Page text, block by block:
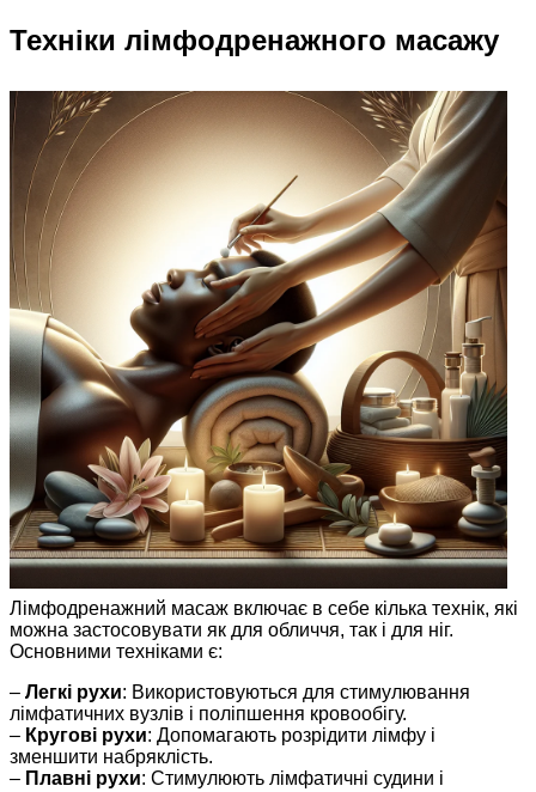
Техніки лімфодренажного масажу
Лімфодренажний масаж включає в себе кілька технік, які
можна застосовувати як для обличчя, так і для ніг.
Основними техніками є:
– Легкі рухи: Використовуються для стимулювання
лімфатичних вузлів і поліпшення кровообігу.
– Кругові рухи: Допомагають розрідити лімфу і
зменшити набряклість.
– Плавні рухи: Стимулюють лімфатичні судини і